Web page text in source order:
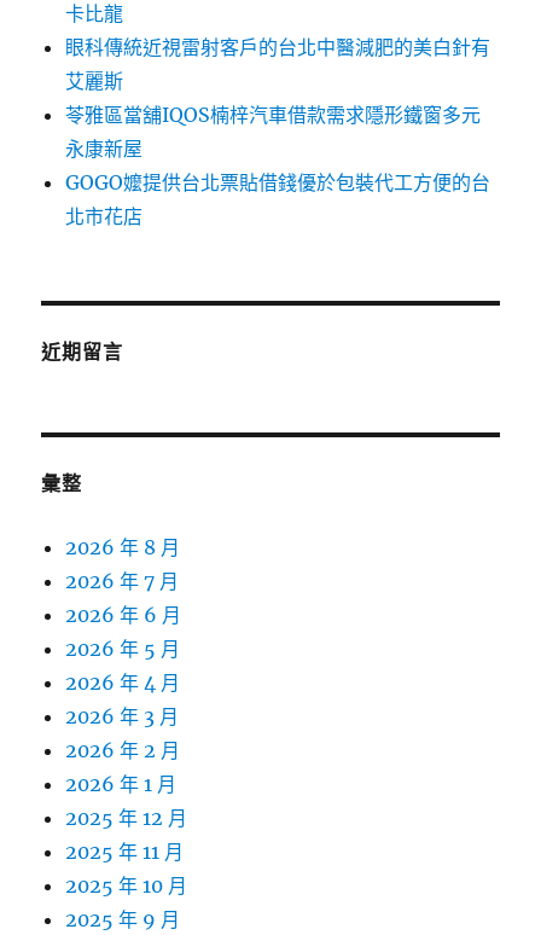
卡比龍
眼科傳統近視雷射客戶的台北中醫減肥的美白針有
艾麗斯
苓雅區當舖IQOS楠梓汽車借款需求隱形鐵窗多元
永康新屋
GOGO嬤提供台北票貼借錢優於包裝代工方便的台
北市花店
近期留言
彙整
2026 年 8 月
2026 年 7 月
2026 年 6 月
2026 年 5 月
2026 年 4 月
2026 年 3 月
2026 年 2 月
2026 年 1 月
2025 年 12 月
2025 年 11 月
2025 年 10 月
2025 年 9 月